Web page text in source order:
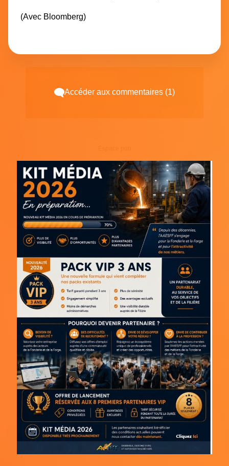
(Avec Bloomberg)
Accéder aux commentaires (1)